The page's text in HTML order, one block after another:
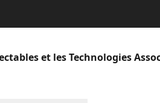
et les Technologies